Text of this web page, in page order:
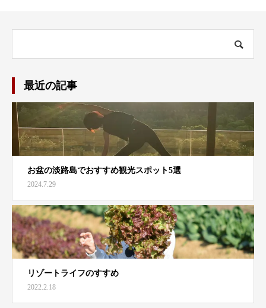
最近の記事
お盆の淡路島でおすすめ観光スポット5選
2024.7.29
リゾートライフのすすめ
2022.2.18